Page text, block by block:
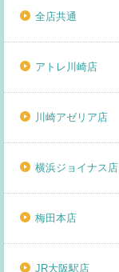
全店共通
アトレ川崎店
川崎アゼリア店
横浜ジョイナス店
梅田本店
JR大阪駅店